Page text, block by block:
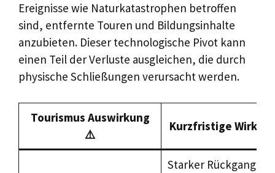
Ereignisse wie Naturkatastrophen betroffen
sind, entfernte Touren und Bildungsinhalte
anzubieten. Dieser technologische Pivot kann
einen Teil der Verluste ausgleichen, die durch
physische Schließungen verursacht werden.
Tourismus Auswirkung
⚠️
Kurzfristige
Starker Rückgang